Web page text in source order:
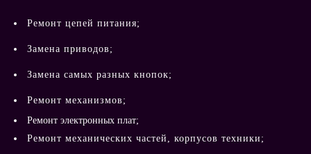
Ремонт цепей питания;
Замена приводов;
Замена самых разных кнопок;
Ремонт механизмов;
Ремонт электронных плат;
Ремонт механических частей, корпусов техники;